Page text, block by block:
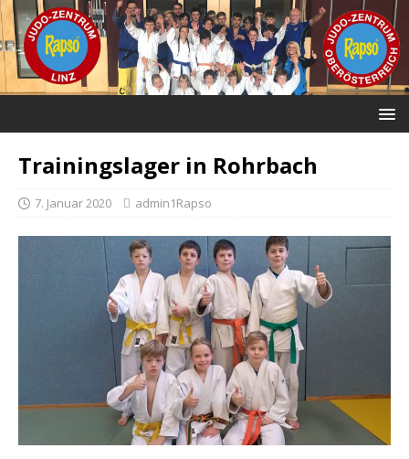
Trainingslager in Rohrbach
7. Januar 2020 admin1Rapso